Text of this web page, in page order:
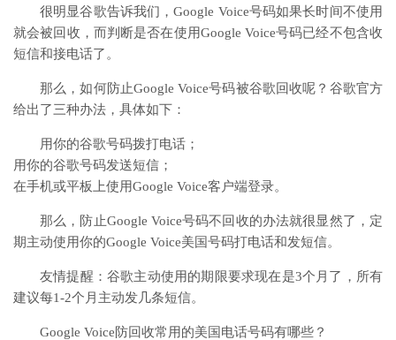
很明显谷歌告诉我们，Google Voice号码如果长时间不使用
就会被回收，而判断是否在使用Google Voice号码已经不包含收
短信和接电话了。
那么，如何防止Google Voice号码被谷歌回收呢？谷歌官方
给出了三种办法，具体如下：
用你的谷歌号码拨打电话；
用你的谷歌号码发送短信；
在手机或平板上使用Google Voice客户端登录。
那么，防止Google Voice号码不回收的办法就很显然了，定
期主动使用你的Google Voice美国号码打电话和发短信。
友情提醒：谷歌主动使用的期限要求现在是3个月了，所有
建议每1-2个月主动发几条短信。
Google Voice防回收常用的美国电话号码有哪些？